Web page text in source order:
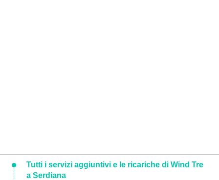
Tutti i servizi aggiuntivi e le ricariche di Wind Tre
a Serdiana